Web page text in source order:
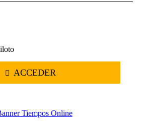
ACCEDER